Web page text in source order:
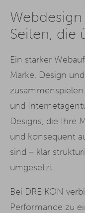
Seiten, die
Ein starker
Marke, Design
und
Designs, die Ihre
und konsequent
sind – klar
umgesetzt.
Bei DREIKON
Performance zu